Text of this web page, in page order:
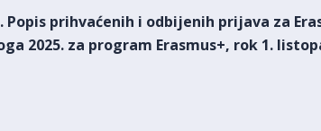
Popis prihvaćenih i odbijenih prijava za
2025. za program Erasmus+, rok 1.